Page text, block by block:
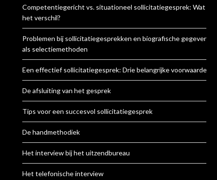
Competentiegericht vs. situationeel sollicitatiegesprek: Wat is
het verschil?
Problemen bij sollicitatiegesprekken en biografische gegevens
als selectiemethoden
Een effectief sollicitatiegesprek: Drie belangrijke voorwaarden
De afsluiting van het gesprek
Tips voor een succesvol sollicitatiegesprek
De handmethodiek
Het interview bij het uitzendbureau
Het telefonische interview